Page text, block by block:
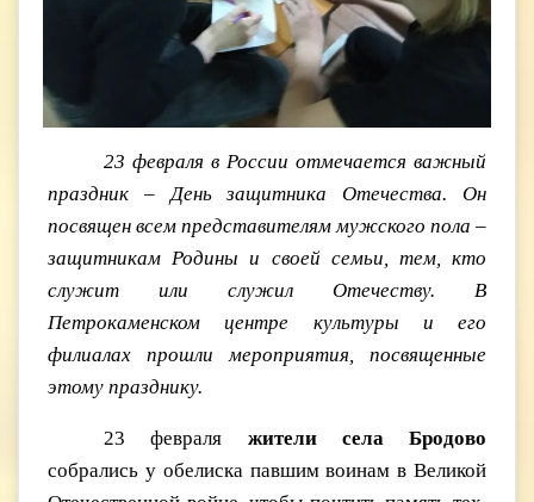
23 февраля в России отмечается важный
праздник – День защитника Отечества. Он
посвящен всем представителям мужского пола –
защитникам Родины и своей семьи, тем, кто
служит или служил Отечеству. В
Петрокаменском центре культуры и его
филиалах прошли мероприятия, посвященные
этому празднику.
23 февраля жители села Бродово
собрались у обелиска павшим воинам в Великой